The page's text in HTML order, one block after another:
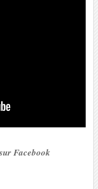
Facebook